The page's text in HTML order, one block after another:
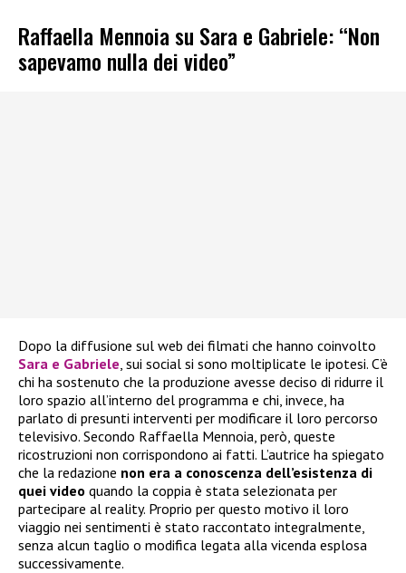
Raffaella Mennoia su Sara e Gabriele: “Non
sapevamo nulla dei video”
Dopo la diffusione sul web dei filmati che hanno coinvolto
Sara e Gabriele , sui social si sono moltiplicate le ipotesi. C’è
chi ha sostenuto che la produzione avesse deciso di ridurre il
loro spazio all’interno del programma e chi, invece, ha
parlato di presunti interventi per modificare il loro percorso
televisivo. Secondo Raffaella Mennoia, però, queste
ricostruzioni non corrispondono ai fatti. L’autrice ha spiegato
che la redazione non era a conoscenza dell’esistenza di
quei video quando la coppia è stata selezionata per
partecipare al reality. Proprio per questo motivo il loro
viaggio nei sentimenti è stato raccontato integralmente,
senza alcun taglio o modifica legata alla vicenda esplosa
successivamente.